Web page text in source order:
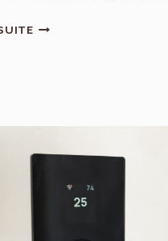
OMÉGA-
DU